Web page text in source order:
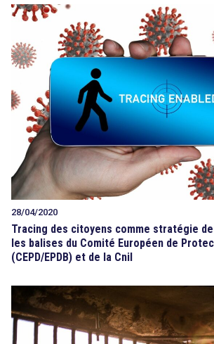
28/04/2020
Tracing des citoyens comme stratégie
les balises du Comité Européen de
(CEPD/EPDB) et de la Cnil